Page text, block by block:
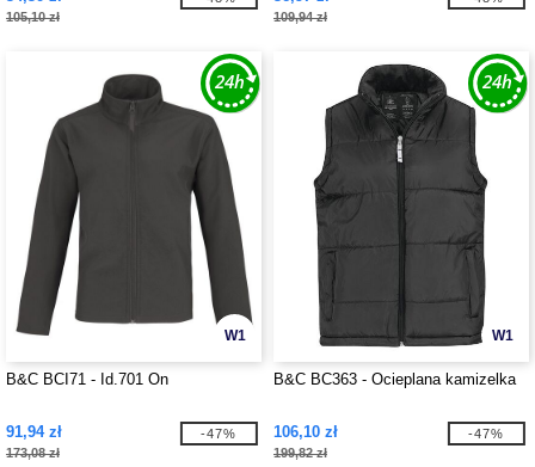
105,10 zł 109,94 zł
W1
B&C BCI71 - Id.701 On
91,94 zł
173,08 zł
-47%
W1
B&C BC363 - Ocieplana kamizelka
106,10 zł
199,82 zł
-47%